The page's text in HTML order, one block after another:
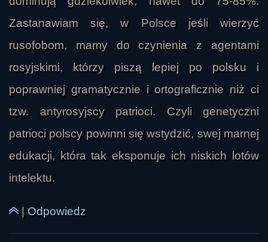
Zastanawiam się, w Polsce jeśli wierzyć
rusofobom, mamy do czynienia z agentami
rosyjskimi, którzy piszą lepiej po polsku i
poprawniej gramatycznie i ortograficznie niż ci
tzw. antyrosyjscy patrioci. Czyli genetyczni
patrioci polscy powinni się wstydzić, swej marnej
edukacji, która tak eksponuje ich niskich lotów
intelektu.
| Odpowiedz